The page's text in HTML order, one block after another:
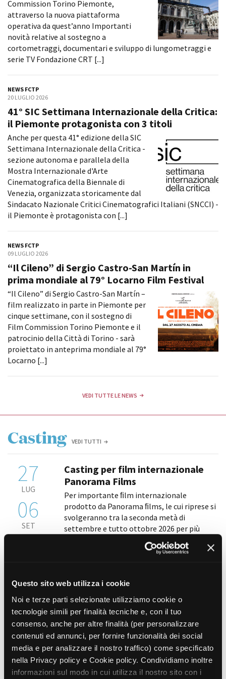
Questo sito web utilizza i cookie
Noi e terze parti selezionate utilizziamo cookie o
tecnologie simili per finalità tecniche e, con il tuo
consenso, anche per altre finalità (per personalizzare
contenuti ed annunci, per fornire funzionalità dei social
media e per analizzare il nostro traffico) come specificato
nella Privacy policy e Cookie policy. Condividiamo inoltre
informazioni sul modo in cui utilizza il nostro sito con i
Short Film Fund
PRODUCTION GUIDE
Società di produzione
Strutture di servizio
Beginners
LOCATION GUIDE
FILM DATABASE
BOOK DATABASE
NEWS
CASTING
Torino Film Festival
David di Donatello
Nastri d’Argento
Premio Solinas
Newsletter
Lavora con noi
Stage - Tirocini - Scuola e
Lavoro
Elenco Operatori Economici
per affidamento lavori in
Amministrazione trasparente
Bandi e gare
Contatti
Privacy
Cookie policy
Whistleblowing
Credits
Commission Torino Piemonte,
attraverso la nuova piattaforma
operativa da quest’anno Importanti
novità relative al sostegno a
cortometraggi, documentari e sviluppo di lungometraggi e
serie TV Fondazione CRT [...]
NEWS FCTP
20 LUGLIO 2026
41° SIC Settimana Internazionale della Critica:
il Piemonte protagonista con 3 titoli
Anche per questa 41° edizione della SIC
Settimana Internazionale della Critica -
sezione autonoma e parallela della
Mostra Internazionale d'Arte
Cinematografica della Biennale di
Venezia, organizzata storicamente dal
Sindacato Nazionale Critici Cinematografici Italiani (SNCCI) -
il Piemonte è protagonista con [...]
NEWS FCTP
09 LUGLIO 2026
“Il Cileno” di Sergio Castro-San Martín in
prima mondiale al 79° Locarno Film Festival
“Il Cileno” di Sergio Castro-San Martín –
film realizzato in parte in Piemonte per
cinque settimane, con il sostegno di
Film Commission Torino Piemonte e il
patrocinio della Città di Torino - sarà
proiettato in anteprima mondiale al 79°
Locarno [...]
VEDI TUTTE LE NEWS
Casting VEDI TUTTI
27
LUG
06
SET
Casting per film internazionale
Panorama Films
Per importante ﬁlm internazionale
prodotto da Panorama ﬁlms, le cui riprese si
svolgeranno tra la seconda metà di
settembre e tutto ottobre 2026 per più
giornate di lavoro, la produzione è alla
ricerca, nel ruolo di ﬁgurazioni speciali, di
27
LUG
31
AGO
Casting per lungometraggio
indipendente
Per la realizzazione di un lungometraggio
diretto da Andrea Icardi, la società di
produzione La Mia Strada s.r.l è alla ricerca
delle seguenti comparse: • uomini e donne di
età compresa tra i 18 e i 75 anni • minori di
età [...]